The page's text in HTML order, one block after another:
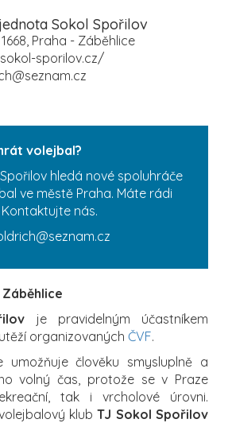
Sokol Spořilov
Praha - Záběhlice
sporilov.cz/
volejbal?
hledá nové spoluhráče
ve městě Praha. Máte rádi
nás.
je pravidelným účastníkem
organizovaných ČVF.
umožňuje člověku smysluplně a
volný čas, protože se v Praze
tak i vrcholové úrovni.
klubTJ Sokol Spořilov